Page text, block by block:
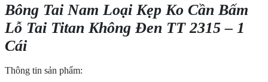
Bông Tai Nam Loại Kẹp Ko Cần Bấm
Lỗ Tai Titan Không Đen TT 2315 – 1
Cái
Thông tin sản phẩm: